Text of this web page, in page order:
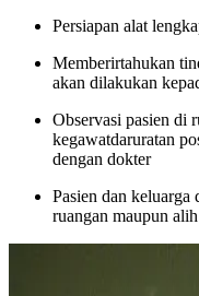
Persiapan alat
Memberirtahukan
akan dilakukan
Observasi pasien di
kegawatdaruratan
dengan dokter
Pasien dan
ruangan maupun